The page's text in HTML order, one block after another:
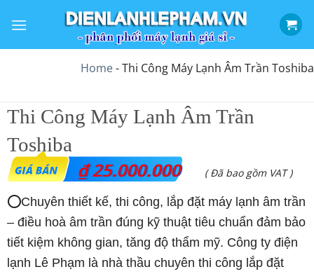
qua
Home-Thi Công Máy Lạnh Âm Trần Toshiba
Thi Công Máy Lạnh Âm Trần
Toshiba
₫25.000.000 ( Đã bao gồm VAT )
⭕Chuyên thiết kế, thi công, lắp đặt máy lạnh âm trần
– điều hoà âm trần đúng kỹ thuật tiêu chuẩn đảm bảo
tiết kiệm không gian, tăng độ thẩm mỹ. Công ty điện
lạnh Lê Phạm là nhà thầu chuyên thi công lắp đặt